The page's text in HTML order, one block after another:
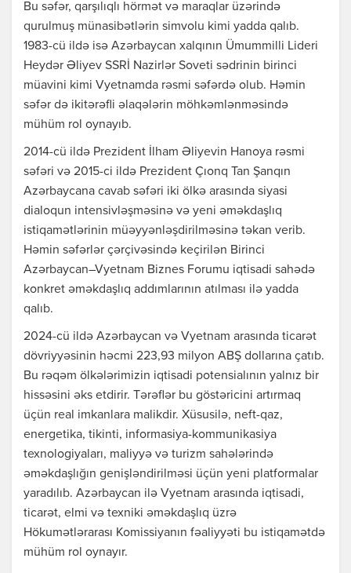
Bu səfər, qarşılıqlı hörmət və maraqlar üzərində
qurulmuş münasibətlərin simvolu kimi yadda qalıb.
1983-cü ildə isə Azərbaycan xalqının Ümummilli Lideri
Heydər Əliyev SSRİ Nazirlər Soveti sədrinin birinci
müavini kimi Vyetnamda rəsmi səfərdə olub. Həmin
səfər də ikitərəfli əlaqələrin möhkəmlənməsində
mühüm rol oynayıb.
2014-cü ildə Prezident İlham Əliyevin Hanoya rəsmi
səfəri və 2015-ci ildə Prezident Çıonq Tan Şanqın
Azərbaycana cavab səfəri iki ölkə arasında siyasi
dialoqun intensivləşməsinə və yeni əməkdaşlıq
istiqamətlərinin müəyyənləşdirilməsinə təkan verib.
Həmin səfərlər çərçivəsində keçirilən Birinci
Azərbaycan–Vyetnam Biznes Forumu iqtisadi sahədə
konkret əməkdaşlıq addımlarının atılması ilə yadda
qalıb.
2024-cü ildə Azərbaycan və Vyetnam arasında ticarət
dövriyyəsinin həcmi 223,93 milyon ABŞ dollarına çatıb.
Bu rəqəm ölkələrimizin iqtisadi potensialının yalnız bir
hissəsini əks etdirir. Tərəflər bu göstəricini artırmaq
üçün real imkanlara malikdir. Xüsusilə, neft-qaz,
energetika, tikinti, informasiya-kommunikasiya
texnologiyaları, maliyyə və turizm sahələrində
əməkdaşlığın genişləndirilməsi üçün yeni platformalar
yaradılıb. Azərbaycan ilə Vyetnam arasında iqtisadi,
ticarət, elmi və texniki əməkdaşlıq üzrə
Hökumətlərarası Komissiyanın fəaliyyəti bu istiqamətdə
mühüm rol oynayır.